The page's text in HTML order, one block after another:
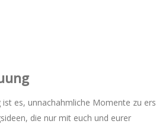
es, unnachahmliche Momente zu
die nur mit euch und eurer